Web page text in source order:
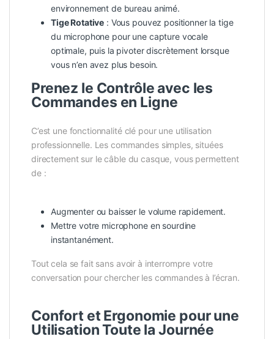
environnement de bureau animé.
Tige Rotative : Vous pouvez positionner la tige
du microphone pour une capture vocale
optimale, puis la pivoter discrètement lorsque
vous n’en avez plus besoin.
Prenez le Contrôle avec les
Commandes en Ligne
C’est une fonctionnalité clé pour une utilisation
professionnelle. Les commandes simples, situées
directement sur le câble du casque, vous permettent
de :
Augmenter ou baisser le volume rapidement.
Mettre votre microphone en sourdine
instantanément.
Tout cela se fait sans avoir à interrompre votre
conversation pour chercher les commandes à l’écran.
Confort et Ergonomie pour une
Utilisation Toute la Journée